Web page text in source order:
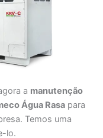
a manutenção
Água Rasa para
Temos uma
lo.